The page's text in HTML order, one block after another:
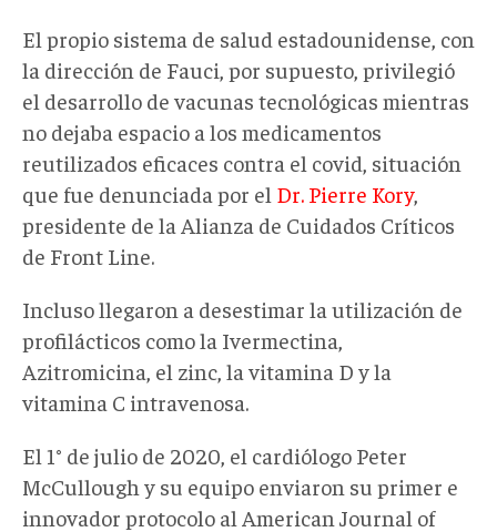
El propio sistema de salud estadounidense, con
la dirección de Fauci, por supuesto, privilegió
el desarrollo de vacunas tecnológicas mientras
no dejaba espacio a los medicamentos
reutilizados eficaces contra el covid, situación
que fue denunciada por el Dr. Pierre Kory,
presidente de la Alianza de Cuidados Críticos
de Front Line.
Incluso llegaron a desestimar la utilización de
profilácticos como la Ivermectina,
Azitromicina, el zinc, la vitamina D y la
vitamina C intravenosa.
El 1° de julio de 2020, el cardiólogo Peter
McCullough y su equipo enviaron su primer e
innovador protocolo al American Journal of